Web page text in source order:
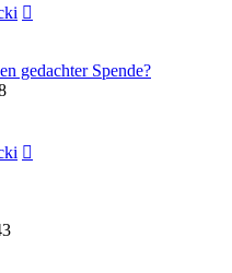
gedachter Spende?